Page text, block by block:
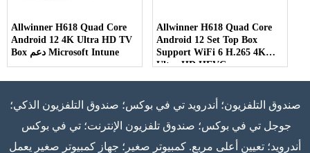
Allwinner H618 Quad Core
Android 12 4K Ultra HD TV
Box دعم Microsoft Intune
Allwinner H618 Quad Core
Android 12 Set Top Box
Support WiFi 6 H.265 4K
Ultra HD HEVC
صندوق التلفزيون؛ أندرويد تي في بوكس؛ صندوق التلفزيون الذكي؛
جوجل تي في بوكس؛ صندوق تلفزيون الإنترنت؛ تي في بوكس ​​
أندرويد؛ تعيين أعلى مربع. كمبيوتر صغير؛ جهاز كمبيوتر صغير يعمل